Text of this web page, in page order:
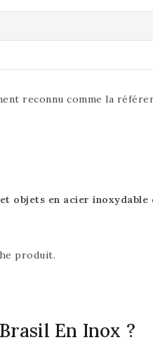
reconnu comme la
objets en acier
produit.
En Inox ?